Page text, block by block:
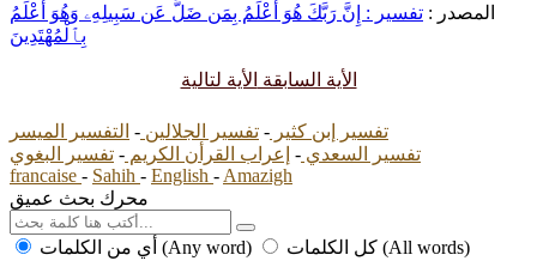
المصدر : تفسير : إِنَّ رَبَّكَ هُوَ أَعْلَمُ بِمَن ضَلَّ عَن سَبِيلِهِۦ وَهُوَ أَعْلَمُ
بِٱلْمُهْتَدِينَ
الأية السابقة الأية لتالية
تفسير إبن كثير - تفسير الجلالين - التفسير الميسر
تفسير السعدي - إعراب القرأن الكريم - تفسير البغوي
francaise - Sahih - English - Amazigh
محرك بحث عميق
أي من الكلمات (Any word) كل الكلمات (All words)